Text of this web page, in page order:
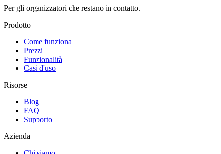
Per gli organizzatori che restano in contatto.
Prodotto
Come funziona
Prezzi
Funzionalità
Casi d'uso
Risorse
Blog
FAQ
Supporto
Azienda